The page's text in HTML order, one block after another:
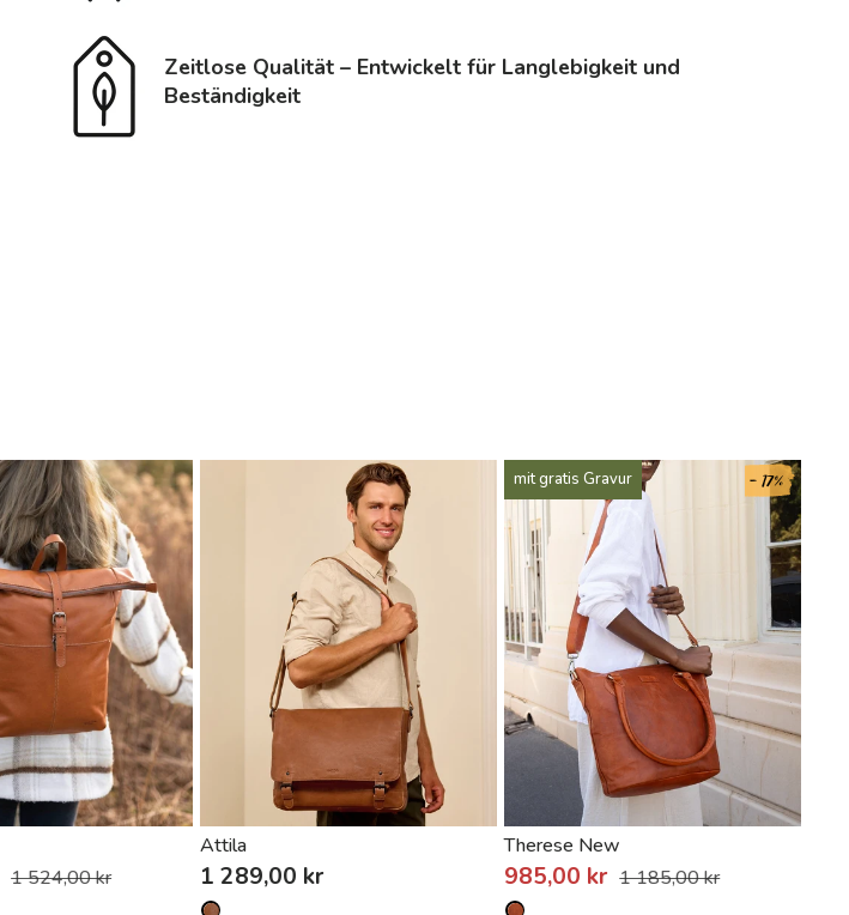
Zeitlose Qualität – Entwickelt für Langlebigkeit und
Beständigkeit
1 524,00 kr
Attila
1 289,00 kr
mit gratis Gravur - 17%
Therese New
985,00 kr 1 185,00 kr